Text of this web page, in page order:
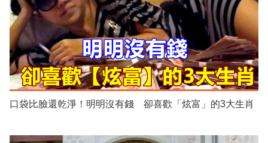
口袋比臉還乾淨！明明沒有錢 卻喜歡「炫富」的3大生肖